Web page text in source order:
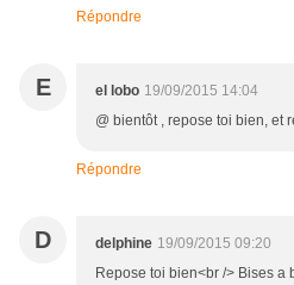
Répondre
E el lobo 19/09/2015 14:04
@ bientôt , repose toi bien, et
Répondre
D delphine 19/09/2015 09:20
Repose toi bien<br /> Bises a